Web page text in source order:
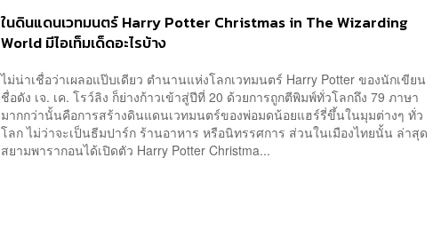
ในดินแดนเวทมนตร์ Harry Potter Christmas in The Wizarding
World มีไอเท็มเด็ดอะไรบ้าง
ไม่น่าเชื่อว่าเผลอแป๊บเดียว ตำนานแห่งโลกเวทมนตร์ Harry Potter ของนักเขียน
ชื่อดัง เจ. เค. โรว์ลิง ก็ย่างก้าวเข้าสู่ปีที่ 20 ด้วยการถูกตีพิมพ์ทั่วโลกถึง 79 ภาษา
มากกว่านั้นคือการสร้างดินแดนเวทมนตร์ของพ่อมดน้อยแฮร์รี่ขึ้นในมุมต่างๆ ทั่ว
โลก ไม่ว่าจะเป็นธีมปาร์ก ร้านอาหาร หรือนิทรรศการ ส่วนในเมืองไทยนั้น ล่าสุด
สยามพารากอนได้เปิดตัว Harry Potter Christma...